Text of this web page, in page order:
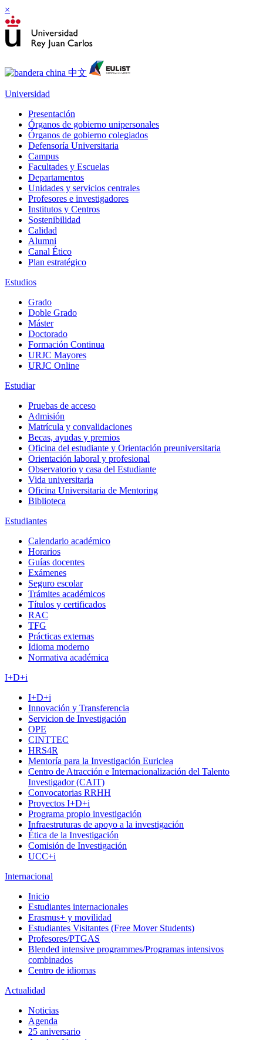
×
Universidad
Presentación
Órganos de gobierno unipersonales
Órganos de gobierno colegiados
Defensoría Universitaria
Campus
Facultades y Escuelas
Departamentos
Unidades y servicios centrales
Profesores e investigadores
Institutos y Centros
Sostenibilidad
Calidad
Alumni
Canal Ético
Plan estratégico
Estudios
Grado
Doble Grado
Máster
Doctorado
Formación Continua
URJC Mayores
URJC Online
Estudiar
Pruebas de acceso
Admisión
Matrícula y convalidaciones
Becas, ayudas y premios
Oficina del estudiante y Orientación preuniversitaria
Orientación laboral y profesional
Observatorio y casa del Estudiante
Vida universitaria
Oficina Universitaria de Mentoring
Biblioteca
Estudiantes
Calendario académico
Horarios
Guías docentes
Exámenes
Seguro escolar
Trámites académicos
Títulos y certificados
RAC
TFG
Prácticas externas
Idioma moderno
Normativa académica
I+D+i
I+D+i
Innovación y Transferencia
Servicion de Investigación
OPE
CINTTEC
HRS4R
Mentoría para la Investigación Euriclea
Centro de Atracción e Internacionalización del Talento
Investigador (CAIT)
Convocatorias RRHH
Proyectos I+D+i
Programa propio investigación
Infraestruturas de apoyo a la investigación
Ética de la Investigación
Comisión de Investigación
UCC+i
Internacional
Inicio
Estudiantes internacionales
Erasmus+ y movilidad
Estudiantes Visitantes (Free Mover Students)
Profesores/PTGAS
Blended intensive programmes/Programas intensivos
combinados
Centro de idiomas
Actualidad
Noticias
Agenda
25 aniversario